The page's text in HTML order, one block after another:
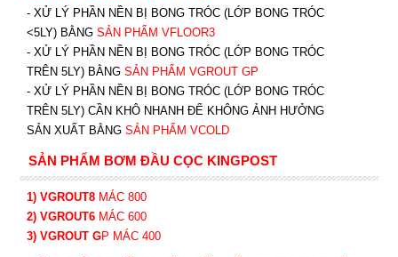
- XỬ LÝ PHẦN NỀN BỊ BONG TRÓC (LỚP BONG TRÓC
<5LY) BẰNG SẢN PHẨM VFLOOR3
- XỬ LÝ PHẦN NỀN BỊ BONG TRÓC (LỚP BONG TRÓC
TRÊN 5LY) BẰNG SẢN PHẨM VGROUT GP
- XỬ LÝ PHẦN NỀN BỊ BONG TRÓC (LỚP BONG TRÓC
TRÊN 5LY) CẦN KHÔ NHANH ĐỂ KHÔNG ẢNH HƯỞNG
SẢN XUẤT BẰNG SẢN PHẨM VCOLD
SẢN PHẨM BƠM ĐẦU CỌC KINGPOST
1) VGROUT8 MÁC 800
2) VGROUT6MÁC 600
3) VGROUT GP MÁC 400